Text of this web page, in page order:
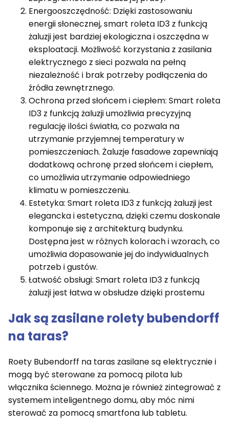
Energooszczędność: Dzięki zastosowaniu
energii słonecznej, smart roleta ID3 z funkcją
żaluzji jest bardziej ekologiczna i oszczędna w
eksploatacji. Możliwość korzystania z zasilania
elektrycznego z sieci pozwala na pełną
niezależność i brak potrzeby podłączenia do
źródła zewnętrznego.
Ochrona przed słońcem i ciepłem: Smart roleta
ID3 z funkcją żaluzji umożliwia precyzyjną
regulację ilości światła, co pozwala na
utrzymanie przyjemnej temperatury w
pomieszczeniach. Żaluzje fasadowe zapewniają
dodatkową ochronę przed słońcem i ciepłem,
co umożliwia utrzymanie odpowiedniego
klimatu w pomieszczeniu.
Estetyka: Smart roleta ID3 z funkcją żaluzji jest
elegancka i estetyczna, dzięki czemu doskonale
komponuje się z architekturą budynku.
Dostępna jest w różnych kolorach i wzorach, co
umożliwia dopasowanie jej do indywidualnych
potrzeb i gustów.
Łatwość obsługi: Smart roleta ID3 z funkcją
żaluzji jest łatwa w obsłudze dzięki prostemu
Jak są zasilane rolety bubendorff
na taras?
Roety Bubendorff na taras zasilane są elektrycznie i
mogą być sterowane za pomocą pilota lub
włącznika ściennego. Można je również zintegrować z
systemem inteligentnego domu, aby móc nimi
sterować za pomocą smartfona lub tabletu.